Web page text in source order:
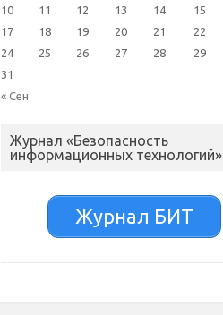
« Сен
10
11 12 13 14 15
17
18 19 20 21 22
24
25 26 27 28 29
31
Журнал «Безопасность
информационных технологий»
Журнал БИТ